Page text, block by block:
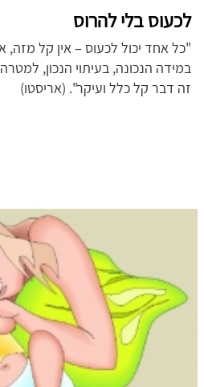
לכעוס בלי להרוס
"כל אחד יכול לכעוס – אין קל מזה,
במידה הנכונה, בעיתוי הנכון,
זה דבר קל כלל ועיקר". (אריסטו)